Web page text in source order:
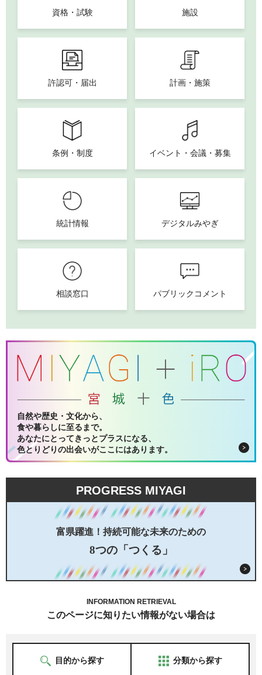
資格・試験 施設
許認可・届出 計画・施策
条例・制度 イベント・会議・募集
統計情報 デジタルみやぎ
相談窓口 パブリックコメント
自然や歴史・文化から、
食や暮らしに至るまで。
あなたにとってきっとプラスになる、
色とりどりの出会いがここにはあります。
PROGRESS MIYAGI
富県躍進！持続可能な未来のための
8つの「つくる」
INFORMATION RETRIEVAL
このページに知りたい情報がない場合は
目的から探す 分類から探す